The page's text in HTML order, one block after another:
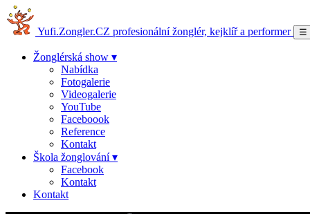
Yufi.Zongler.CZ profesionální žonglér, kejklíř a performer ☰
Žonglérská show ▾
Nabídka
Fotogalerie
Videogalerie
YouTube
Faceboook
Reference
Kontakt
Škola žonglování ▾
Facebook
Kontakt
Kontakt